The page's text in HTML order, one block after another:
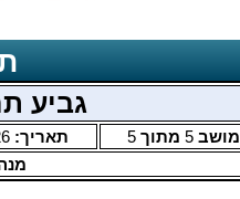
גביע
מושב5 מתוך5 תאריך: